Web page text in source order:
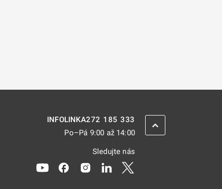
INFOLINKA272 185 333
Po–Pá 9:00 až 14:00
Sledujte nás
Odkaz se otevře na nové kartě
Odkaz se otevře na nové kartě
Odkaz se otevře na nové kartě
Odkaz se otevře na nové
ZPĚT NAHORU